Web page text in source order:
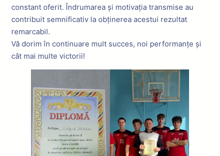
constant oferit. Îndrumarea și motivația transmise au
contribuit semnificativ la obținerea acestui rezultat
remarcabil.
Vă dorim în continuare mult succes, noi performanțe și
cât mai multe victorii!